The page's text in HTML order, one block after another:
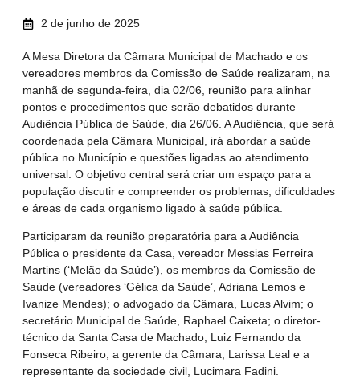
2 de junho de 2025
A Mesa Diretora da Câmara Municipal de Machado e os
vereadores membros da Comissão de Saúde realizaram, na
manhã de segunda-feira, dia 02/06, reunião para alinhar
pontos e procedimentos que serão debatidos durante
Audiência Pública de Saúde, dia 26/06. A Audiência, que será
coordenada pela Câmara Municipal, irá abordar a saúde
pública no Município e questões ligadas ao atendimento
universal. O objetivo central será criar um espaço para a
população discutir e compreender os problemas, dificuldades
e áreas de cada organismo ligado à saúde pública.
Participaram da reunião preparatória para a Audiência
Pública o presidente da Casa, vereador Messias Ferreira
Martins (‘Melão da Saúde’), os membros da Comissão de
Saúde (vereadores ‘Gélica da Saúde’, Adriana Lemos e
Ivanize Mendes); o advogado da Câmara, Lucas Alvim; o
secretário Municipal de Saúde, Raphael Caixeta; o diretor-
técnico da Santa Casa de Machado, Luiz Fernando da
Fonseca Ribeiro; a gerente da Câmara, Larissa Leal e a
representante da sociedade civil, Lucimara Fadini.